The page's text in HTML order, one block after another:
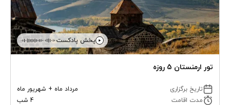
تور ارمنستان 5 روزه
پخش پادکست
تاریخ برگزاری
مرداد ماه + شهریور ماه
مدت اقامت
4 شب